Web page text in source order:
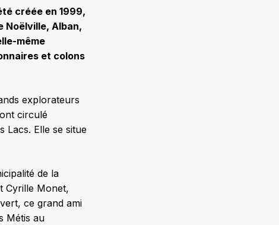
créée en 1999,
Noëlville, Alban,
même
et colons
explorateurs
circulé
Lacs. Elle se situe
de la
Cyrille Monet,
ce grand ami
Métis au